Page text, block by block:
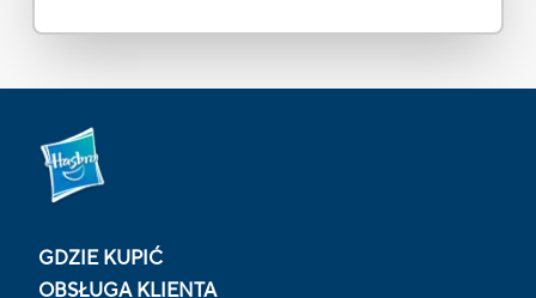
GDZIE KUPIĆ
OBSŁUGA KLIENTA